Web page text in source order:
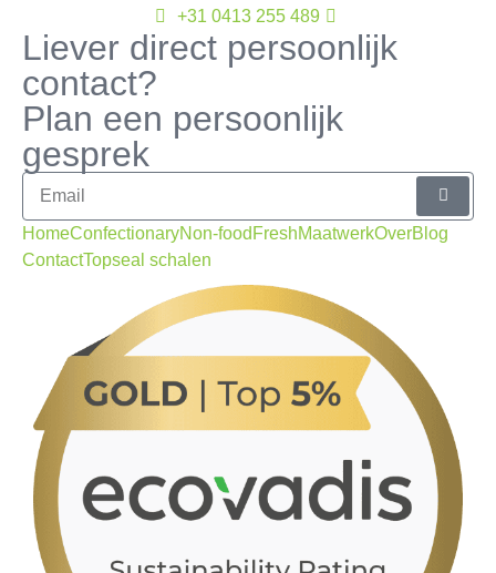
+31 0413 255 489
Liever direct persoonlijk
contact?
Plan een persoonlijk
gesprek
HomeConfectionaryNon-food FreshMaatwerkOverBlog
ContactTopseal schalen